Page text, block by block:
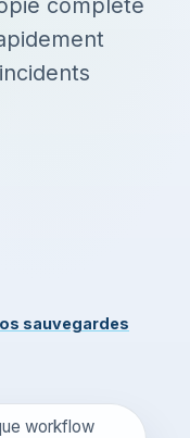
complète
sauvegardes
workflow